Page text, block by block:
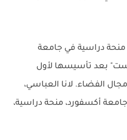
دراسية في جامعة
بعد تأسيسها لأول
الفضاء. لانا العباسي،
أكسفورد، منحة دراسية،